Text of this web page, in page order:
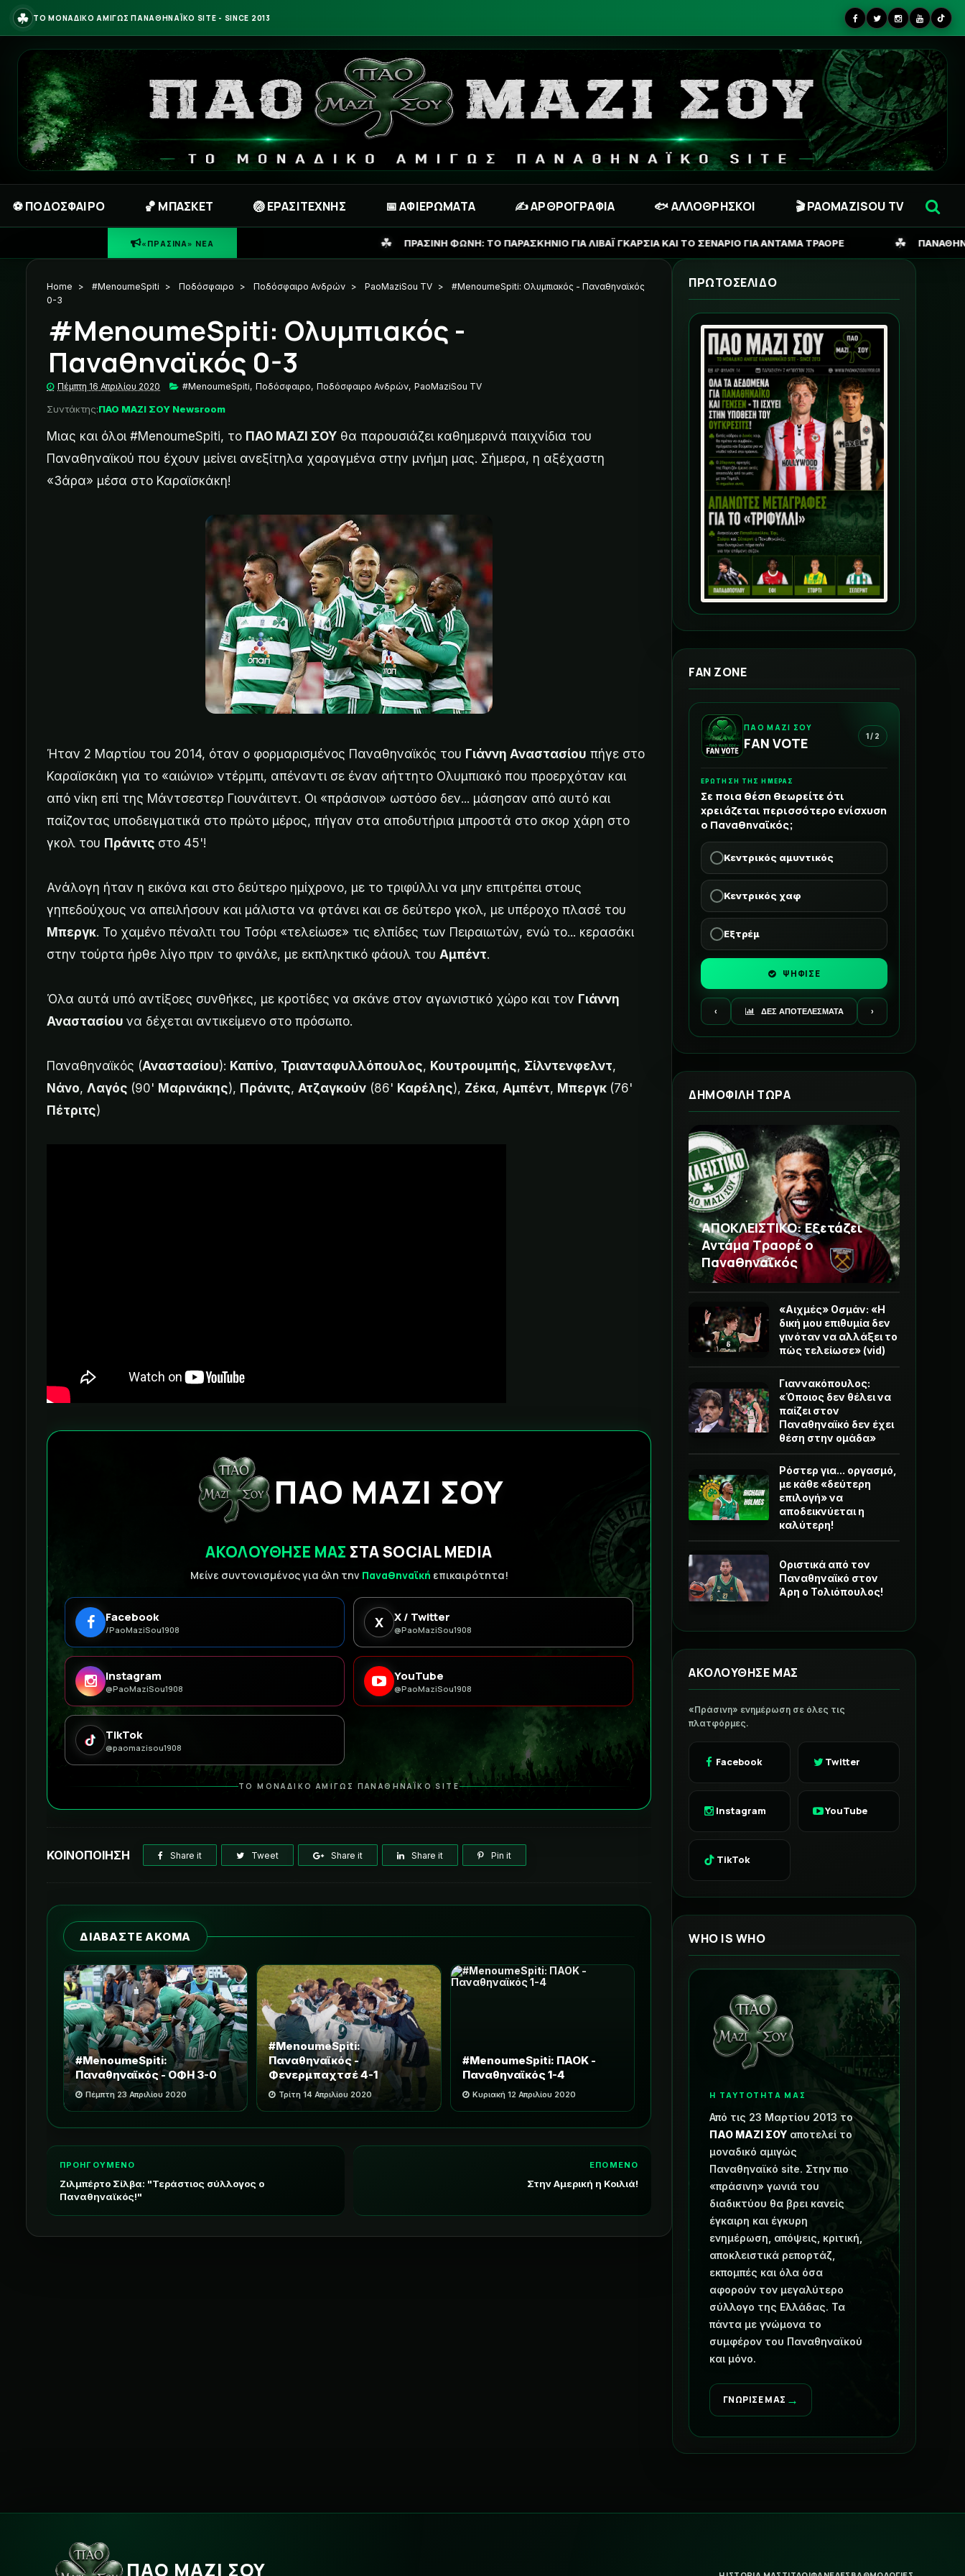
☘ ΤΟ ΜΟΝΑΔΙΚΟ ΑΜΙΓΩΣ ΠΑΝΑΘΗΝΑΪΚΟ SITE - SINCE 2013
⚽ ΠΟΔΟΣΦΑΙΡΟ 🏀 ΜΠΑΣΚΕΤ 🏐 ΕΡΑΣΙΤΕΧΝΗΣ 📅 ΑΦΙΕΡΩΜΑΤΑ ✍️ ΑΡΘΡΟΓΡΑΦΙΑ 🐟 ΑΛΛΟΘΡΗΣΚΟΙ 🎬 PAOMAZISOU TV
«ΠΡΑΣΙΝΑ» ΝΕΑ ΠΡΑΣΙΝΗ ΦΩΝΗ: ΤΟ ΠΑΡΑΣΚΗΝΙΟ ΓΙΑ ΛΙΒΑΪ ΓΚΑΡΣΙΑ ΚΑΙ ΤΟ ΣΕΝΑΡΙΟ ΓΙΑ ΑΝΤΑΜΑ ΤΡΑΟΡΕ ☘ ΠΑΝΑΘΗΝΑΪΚΟΣ: ΠΟΤΕ «ΜΠΑΙΝΕΙ»
Home > #MenoumeSpiti > Ποδόσφαιρο > Ποδόσφαιρο Ανδρών > PaoMaziSou TV >
#MenoumeSpiti: Ολυμπιακός - Παναθηναϊκός
0-3
#MenoumeSpiti: Ολυμπιακός -
Παναθηναϊκός 0-3
Πέμπτη 16 Απριλίου 2020 #MenoumeSpiti, Ποδόσφαιρο, Ποδόσφαιρο Ανδρών, PaoMaziSou TV
Συντάκτης:ΠΑΟ ΜΑΖΙ ΣΟΥ Newsroom
Μιας και όλοι #MenoumeSpiti, το ΠΑΟ ΜΑΖΙ ΣΟΥ θα παρουσιάζει καθημερινά παιχνίδια του
Παναθηναϊκού που έχουν μείνει ανεξίτηλα χαραγμένα στην μνήμη μας. Σήμερα, η αξέχαστη
«3άρα» μέσα στο Καραϊσκάκη!
Ήταν 2 Μαρτίου του 2014, όταν ο φορμαρισμένος Παναθηναϊκός του Γιάννη Αναστασίου πήγε στο
Καραϊσκάκη για το «αιώνιο» ντέρμπι, απέναντι σε έναν αήττητο Ολυμπιακό που προερχόταν και
από νίκη επί της Μάντσεστερ Γιουνάιτεντ. Οι «πράσινοι» ωστόσο δεν... μάσησαν από αυτό και
παίζοντας υποδειγματικά στο πρώτο μέρος, πήγαν στα αποδυτήρια μπροστά στο σκορ χάρη στο
γκολ του Πράνιτς στο 45'!
Ανάλογη ήταν η εικόνα και στο δεύτερο ημίχρονο, με το τριφύλλι να μην επιτρέπει στους
γηπεδούχους να απειλήσουν και μάλιστα να φτάνει και σε δεύτερο γκολ, με υπέροχο πλασέ του
Μπεργκ. Το χαμένο πέναλτι του Τσόρι «τελείωσε» τις ελπίδες των Πειραιωτών, ενώ το... κερασάκι
στην τούρτα ήρθε λίγο πριν το φινάλε, με εκπληκτικό φάουλ του Αμπέντ.
Όλα αυτά υπό αντίξοες συνθήκες, με κροτίδες να σκάνε στον αγωνιστικό χώρο και τον Γιάννη
Αναστασίου να δέχεται αντικείμενο στο πρόσωπο.
Παναθηναϊκός (Αναστασίου): Καπίνο, Τριανταφυλλόπουλος, Κουτρουμπής, Σίλντενφελντ,
Νάνο, Λαγός (90' Μαρινάκης), Πράνιτς, Ατζαγκούν (86' Καρέλης), Ζέκα, Αμπέντ, Μπεργκ (76'
Πέτριτς)
ΠΑΟ ΜΑΖΙ ΣΟΥ
ΑΚΟΛΟΥΘΗΣΕ ΜΑΣ ΣΤΑ SOCIAL MEDIA
Μείνε συντονισμένος για όλη την Παναθηναϊκή επικαιρότητα!
Facebook
/PaoMaziSou1908 X X / Twitter
@PaoMaziSou1908
Instagram
@PaoMaziSou1908
YouTube
@PaoMaziSou1908
TikTok
@paomazisou1908
ΤΟ ΜΟΝΑΔΙΚΟ ΑΜΙΓΩΣ ΠΑΝΑΘΗΝΑΪΚΟ SITE
ΚΟΙΝΟΠΟΙΗΣΗ Share it Tweet Share it Share it Pin it
ΔΙΑΒΑΣΤΕ ΑΚΟΜΑ
#MenoumeSpiti:
Παναθηναϊκός - ΟΦΗ 3-0
Πέμπτη 23 Απριλίου 2020
#MenoumeSpiti:
Παναθηναϊκός -
Φενερμπαχτσέ 4-1
Τρίτη 14 Απριλίου 2020
#MenoumeSpiti: ΠΑΟΚ -
Παναθηναϊκός 1-4
Κυριακή 12 Απριλίου 2020
ΕΠΟΜΕΝΟ
Στην Αμερική η Κοιλιά!
ΠΡΟΗΓΟΥΜΕΝΟ
Ζιλμπέρτο Σίλβα: "Τεράστιος σύλλογος ο
Παναθηναϊκός!"
ΠΡΩΤΟΣΕΛΙΔΟ
FAN ZONE
ΠΑΟ ΜΑΖΙ ΣΟΥ
FAN VOTE 1 / 2
ΕΡΩΤΗΣΗ ΤΗΣ ΗΜΕΡΑΣ
Σε ποια θέση θεωρείτε ότι
χρειάζεται περισσότερο ενίσχυση
ο Παναθηναϊκός;
Κεντρικός αμυντικός
Κεντρικός χαφ
Εξτρέμ
ΨΗΦΙΣΕ
Η σύνδεση με την ψηφοφορία καθυστέρησε.
ΔΗΜΟΦΙΛΗ ΤΩΡΑ
ΑΠΟΚΛΕΙΣΤΙΚΟ: Εξετάζει
Αντάμα Τραορέ ο
Παναθηναϊκός
«Αιχμές» Οσμάν: «Η
δική μου επιθυμία δεν
γινόταν να αλλάξει το
πώς τελείωσε» (vid)
Γιαννακόπουλος:
«Όποιος δεν θέλει να
παίζει στον
Παναθηναϊκό δεν έχει
θέση στην ομάδα»
Ρόστερ για... οργασμό,
με κάθε «δεύτερη
επιλογή» να
αποδεικνύεται η
καλύτερη!
Οριστικά από τον
Παναθηναϊκό στον
ΑΚΟΛΟΥΘΗΣΕ ΜΑΣ
«Πράσινη» ενημέρωση σε όλες τις
πλατφόρμες.
WHO IS WHO
Η ΤΑΥΤΟΤΗΤΑ ΜΑΣ
Από τις 23 Μαρτίου 2013 το
ΠΑΟ ΜΑΖΙ ΣΟΥαποτελεί το
μοναδικό αμιγώς
Παναθηναϊκό site. Στην πιο
«πράσινη» γωνιά του
διαδικτύου θα βρει κανείς
έγκαιρη και έγκυρη
ενημέρωση, απόψεις, κριτική,
αποκλειστικά ρεπορτάζ,
εκπομπές και όλα όσα
αφορούν τον μεγαλύτερο
σύλλογο της Ελλάδας. Τα
πάντα με γνώμονα το
συμφέρον του Παναθηναϊκού
ΓΝΩΡΙΣΕ ΜΑΣ→